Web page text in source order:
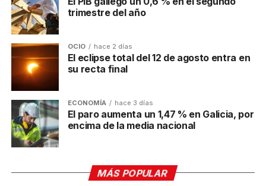
A CONTINUACIÓN
La CEC entrega el Premio Liderazgo Empresarial
NO TE PIERDAS
Cándido Hermida recibe el Premio Liderazgo
Empresarial de la CEC
Ulises Galicia
Actualidad económica, negocios, comunicación y marketing
digital en Galicia
trimestre del año
OCIO hace 2 días
El eclipse total del 12 de agosto entra en
su recta final
ECONOMÍA hace 3 días
El paro aumenta un 1,47 % en Galicia, por
encima de la media nacional
MÁS POPULAR